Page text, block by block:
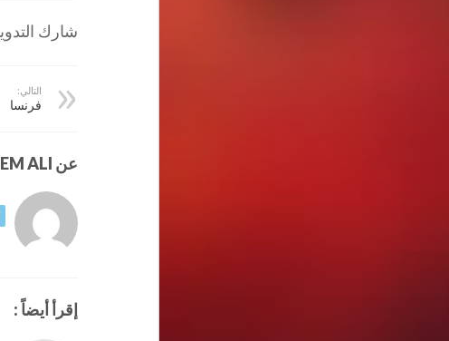
شارك
التالي:
فرنسا
عن HATEM ALI
إقرأ أيضاً :